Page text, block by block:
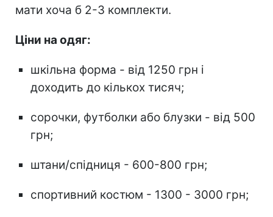
мати хоча б 2-3 комплекти.
Ціни на одяг:
шкільна форма - від 1250 грн і
доходить до кількох тисяч;
сорочки, футболки або блузки - від 500
грн;
штани/спідниця - 600-800 грн;
спортивний костюм - 1300 - 3000 грн;